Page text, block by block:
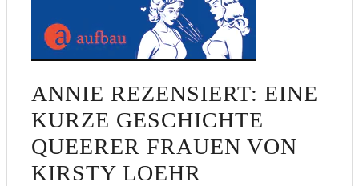
ANNIE REZENSIERT: EINE
KURZE GESCHICHTE
QUEERER FRAUEN VON
KIRSTY LOEHR